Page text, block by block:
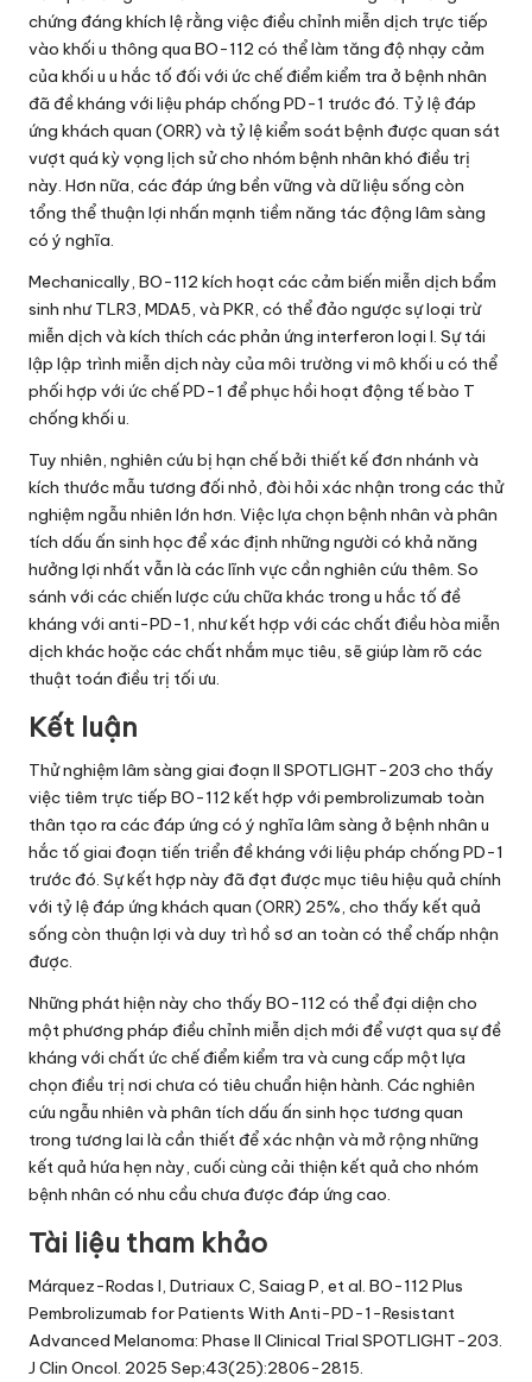
chứng đáng khích lệ rằng việc điều chỉnh miễn dịch trực tiếp
vào khối u thông qua BO-112 có thể làm tăng độ nhạy cảm
của khối u u hắc tố đối với ức chế điểm kiểm tra ở bệnh nhân
đã đề kháng với liệu pháp chống PD-1 trước đó. Tỷ lệ đáp
ứng khách quan (ORR) và tỷ lệ kiểm soát bệnh được quan sát
vượt quá kỳ vọng lịch sử cho nhóm bệnh nhân khó điều trị
này. Hơn nữa, các đáp ứng bền vững và dữ liệu sống còn
tổng thể thuận lợi nhấn mạnh tiềm năng tác động lâm sàng
có ý nghĩa.
Mechanically, BO-112 kích hoạt các cảm biến miễn dịch bẩm
sinh như TLR3, MDA5, và PKR, có thể đảo ngược sự loại trừ
miễn dịch và kích thích các phản ứng interferon loại I. Sự tái
lập lập trình miễn dịch này của môi trường vi mô khối u có thể
phối hợp với ức chế PD-1 để phục hồi hoạt động tế bào T
chống khối u.
Tuy nhiên, nghiên cứu bị hạn chế bởi thiết kế đơn nhánh và
kích thước mẫu tương đối nhỏ, đòi hỏi xác nhận trong các thử
nghiệm ngẫu nhiên lớn hơn. Việc lựa chọn bệnh nhân và phân
tích dấu ấn sinh học để xác định những người có khả năng
hưởng lợi nhất vẫn là các lĩnh vực cần nghiên cứu thêm. So
sánh với các chiến lược cứu chữa khác trong u hắc tố đề
kháng với anti-PD-1, như kết hợp với các chất điều hòa miễn
dịch khác hoặc các chất nhắm mục tiêu, sẽ giúp làm rõ các
thuật toán điều trị tối ưu.
Kết luận
Thử nghiệm lâm sàng giai đoạn II SPOTLIGHT-203 cho thấy
việc tiêm trực tiếp BO-112 kết hợp với pembrolizumab toàn
thân tạo ra các đáp ứng có ý nghĩa lâm sàng ở bệnh nhân u
hắc tố giai đoạn tiến triển đề kháng với liệu pháp chống PD-1
trước đó. Sự kết hợp này đã đạt được mục tiêu hiệu quả chính
với tỷ lệ đáp ứng khách quan (ORR) 25%, cho thấy kết quả
sống còn thuận lợi và duy trì hồ sơ an toàn có thể chấp nhận
được.
Những phát hiện này cho thấy BO-112 có thể đại diện cho
một phương pháp điều chỉnh miễn dịch mới để vượt qua sự đề
kháng với chất ức chế điểm kiểm tra và cung cấp một lựa
chọn điều trị nơi chưa có tiêu chuẩn hiện hành. Các nghiên
cứu ngẫu nhiên và phân tích dấu ấn sinh học tương quan
trong tương lai là cần thiết để xác nhận và mở rộng những
kết quả hứa hẹn này, cuối cùng cải thiện kết quả cho nhóm
bệnh nhân có nhu cầu chưa được đáp ứng cao.
Tài liệu tham khảo
Márquez-Rodas I, Dutriaux C, Saiag P, et al. BO-112 Plus
Pembrolizumab for Patients With Anti-PD-1-Resistant
Advanced Melanoma: Phase II Clinical Trial SPOTLIGHT-203.
J Clin Oncol. 2025 Sep;43(25):2806-2815.